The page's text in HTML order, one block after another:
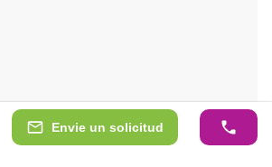
Envie un solicitud